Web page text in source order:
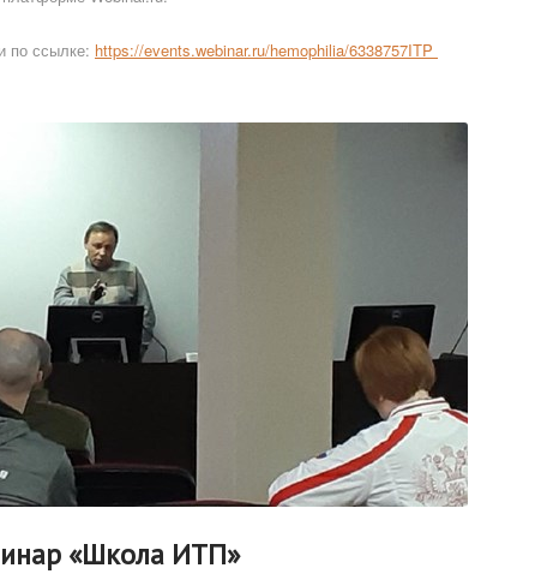
по ссылке: https://events.webinar.ru/hemophilia/6338757ITP
«Школа ИТП»